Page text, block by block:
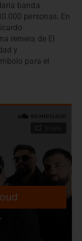
banda
personas. En
remera de El
y
para el